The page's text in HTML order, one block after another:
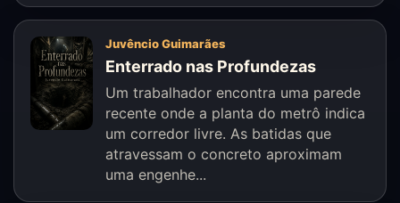
Juvêncio Guimarães
Enterrado nas Profundezas
Um trabalhador encontra uma parede
recente onde a planta do metrô indica
um corredor livre. As batidas que
atravessam o concreto aproximam
uma engenhe...